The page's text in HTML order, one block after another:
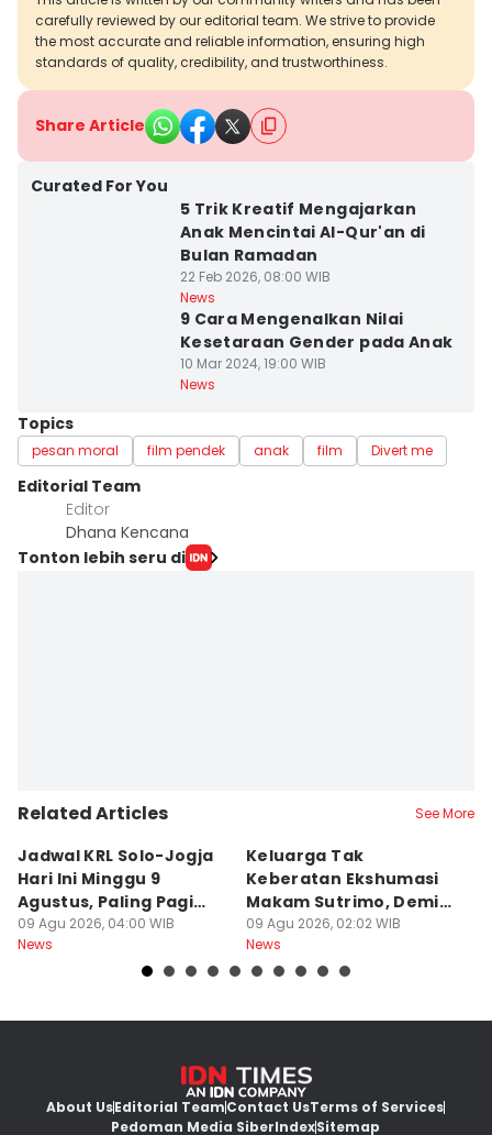
carefully reviewed by our editorial team. We strive to provide
the most accurate and reliable information, ensuring high
standards of quality, credibility, and trustworthiness.
Share Article
Curated For You
5 Trik Kreatif Mengajarkan
Anak Mencintai Al-Qur'an di
Bulan Ramadan
22 Feb 2026, 08:00 WIB
News
9 Cara Mengenalkan Nilai
Kesetaraan Gender pada Anak
10 Mar 2024, 19:00 WIB
News
Topics
pesan moral film pendek anak film Divert me
Editorial Team
Editor
Dhana Kencana
Tonton lebih seru di
Related Articles See More
Jadwal KRL Solo-Jogja
Hari Ini Minggu 9
Agustus, Paling Pagi
Berangkat Pukul 05.00
09 Agu 2026, 04:00 WIB
News
Keluarga Tak
Keberatan Ekshumasi
Makam Sutrimo, Demi
Usut Kematian
Almarhum
09 Agu 2026, 02:02 WIB
News
About UsEditorial TeamContact UsTerms of Services
Pedoman Media SiberIndexSitemap